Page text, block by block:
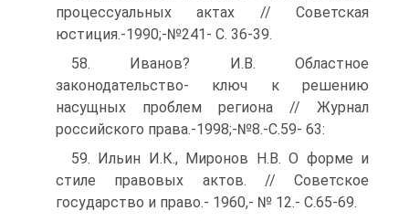
процессуальных актах // Советская
юстиция.-1990;-№241- С. 36-39.
58. Иванов? И.В. Областное
законодательство- ключ к решению
насущных проблем региона // Журнал
российского права.-1998;-№8.-С.59- 63:
59. Ильин И.К., Миронов Н.В. О форме и
стиле правовых актов. // Советское
государство и право.- 1960,- № 12.- С.65-69.